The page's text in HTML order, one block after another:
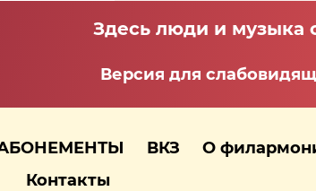
Здесь люди и музыка
Версия для
ВКЗ О
Контакты